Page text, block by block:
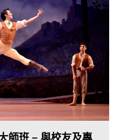
師班 – 與校友及專